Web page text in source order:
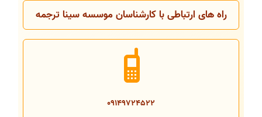
راه های ارتباطی با کارشناسان موسسه سینا ترجمه
09149724522